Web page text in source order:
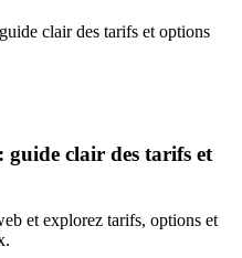
clair des tarifs et options
guide clair des tarifs et
et explorez tarifs, options et